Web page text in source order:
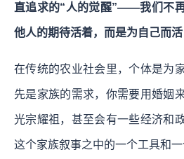
直追求的“人的觉醒”——我们不
他人的期待活着，而是为自己而活
在传统的农业社会里，个体是为
先是家族的需求，你需要用婚姻
光宗耀祖，甚至会有一些经济和
这个家族叙事之中的一个工具和一